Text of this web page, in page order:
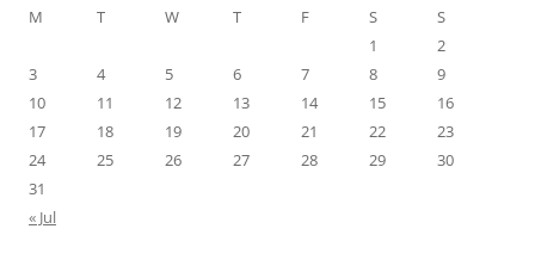
M
T W T F S
S
1
2
3
4 5 6 7 8
9
10
11 12 13 14 15
16
17
18 19 20 21 22
23
24
25 26 27 28 29
30
31
« Jul